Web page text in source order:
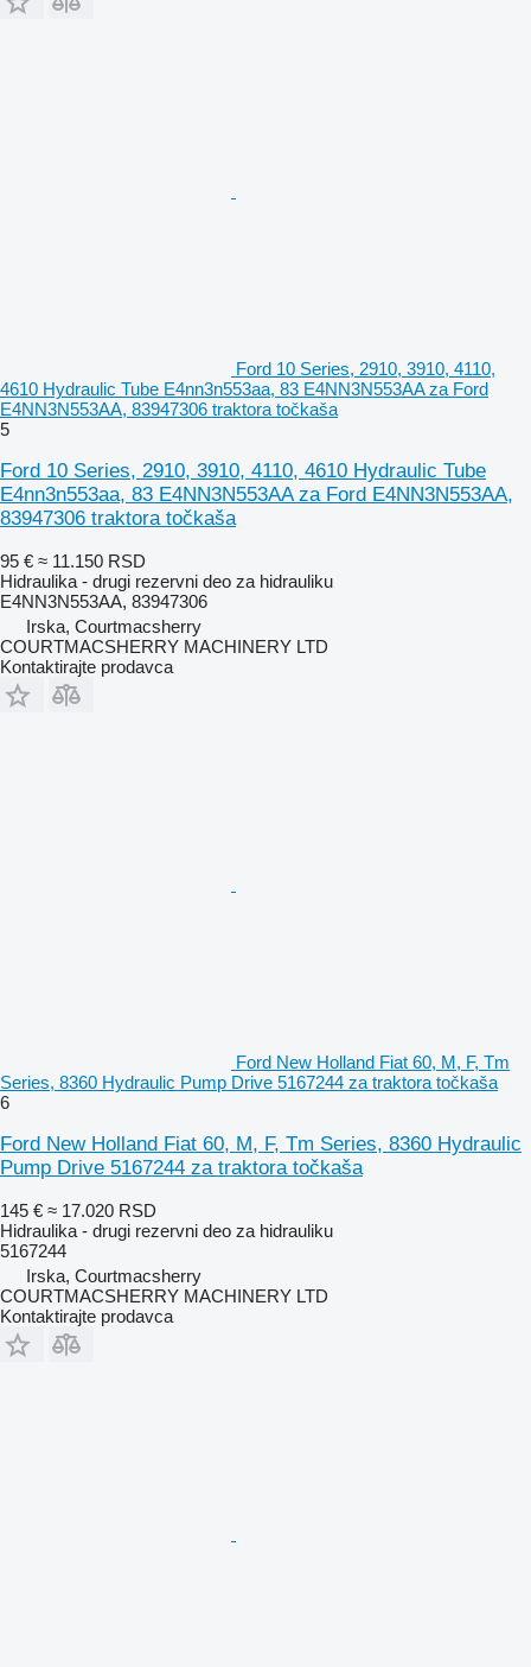
Ford 10 Series, 2910, 3910, 4110,
4610 Hydraulic Tube E4nn3n553aa, 83 E4NN3N553AA za Ford
E4NN3N553AA, 83947306 traktora točkaša
5
Ford 10 Series, 2910, 3910, 4110, 4610 Hydraulic Tube
E4nn3n553aa, 83 E4NN3N553AA za Ford E4NN3N553AA,
83947306 traktora točkaša
95 € ≈ 11.150 RSD
Hidraulika - drugi rezervni deo za hidrauliku
E4NN3N553AA, 83947306
Irska, Courtmacsherry
COURTMACSHERRY MACHINERY LTD
Kontaktirajte prodavca
Ford New Holland Fiat 60, M, F, Tm
Series, 8360 Hydraulic Pump Drive 5167244 za traktora točkaša
6
Ford New Holland Fiat 60, M, F, Tm Series, 8360 Hydraulic
Pump Drive 5167244 za traktora točkaša
145 € ≈ 17.020 RSD
Hidraulika - drugi rezervni deo za hidrauliku
5167244
Irska, Courtmacsherry
COURTMACSHERRY MACHINERY LTD
Kontaktirajte prodavca